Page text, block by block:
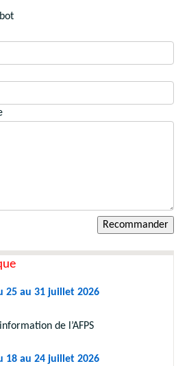
25 au 31 juillet 2026
de l’AFPS
18 au 24 juillet 2026